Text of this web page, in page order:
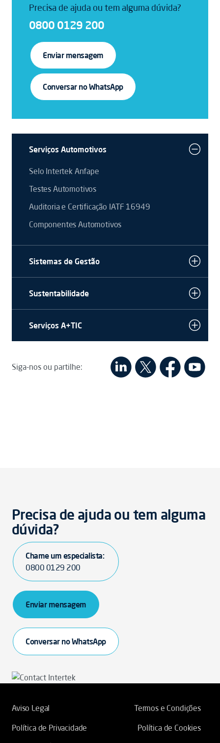
Precisa de ajuda ou tem alguma dúvida?
0800 0129 200
Enviar mensagem
Conversar no WhatsApp
Serviços Automotivos
Selo Intertek Anfape
Testes Automotivos
Auditoria e Certificação IATF 16949
Componentes Automotivos
Sistemas de Gestão
Sustentabilidade
Serviços A+TIC
Siga-nos ou partilhe:
Precisa de ajuda ou tem alguma
dúvida?
Chame um especialista:
0800 0129 200
Enviar mensagem
Conversar no WhatsApp
Aviso Legal
Termos e Condições
Política de Privacidade
Política de Cookies